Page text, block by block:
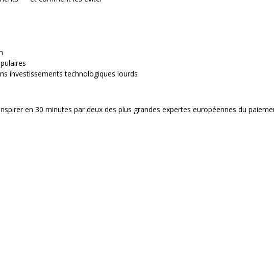
investissements technologiques lourds
en 30 minutes par deux des plus grandes expertes européennes du